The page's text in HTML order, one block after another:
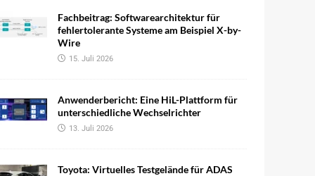
Fachbeitrag: Softwarearchitektur für
fehlertolerante Systeme am Beispiel X-by-
Wire
15. Juli 2026
Anwenderbericht: Eine HiL-Plattform für
unterschiedliche Wechselrichter
13. Juli 2026
Toyota: Virtuelles Testgelände für ADAS